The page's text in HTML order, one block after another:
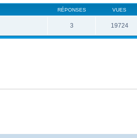
RÉPONSES VUES
3 19724